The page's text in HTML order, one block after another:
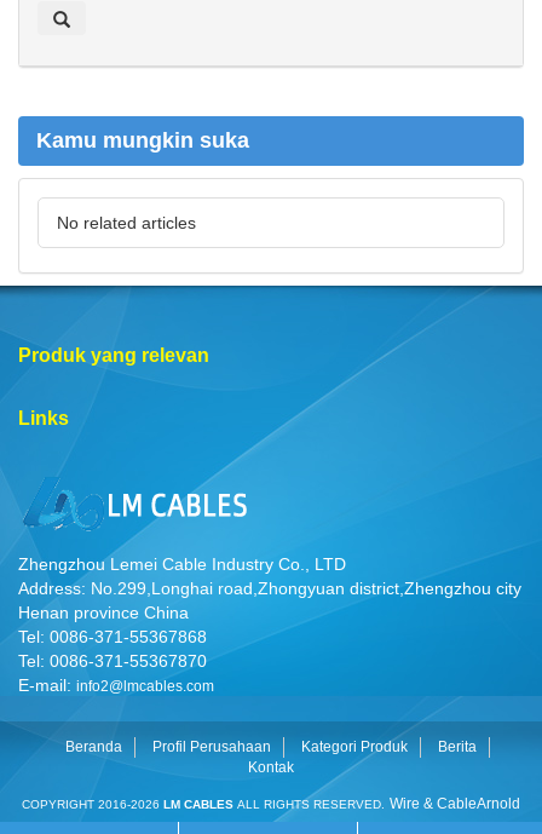
h
Kamu mungkin suka
No related articles
Produk yang relevan
Links
Zhengzhou Lemei Cable Industry Co., LTD
Address: No.299,Longhai road,Zhongyuan district,Zhengzhou city
Henan province China
Tel: 0086-371-55367868
Tel: 0086-371-55367870
E-mail: info2@lmcables.com
Beranda Profil Perusahaan Kategori Produk
Berita
Kontak
COPYRIGHT 2016-2026 LM CABLES ALL RIGHTS RESERVED. Wire & CableArnold